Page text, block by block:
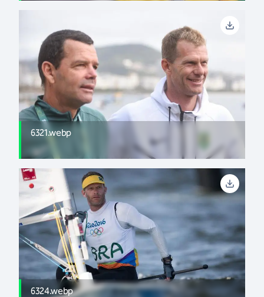
6321.webp
6324.webp